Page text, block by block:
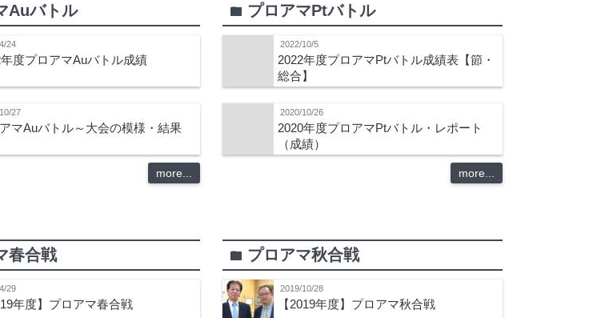
Auバトル
24
度プロアマAuバトル成績
27
マAuバトル～大会の模様・結果
more...
folder プロアマPtバトル
2022/10/5
2022年度プロアマPtバトル成績表【節・
総合】
2020/10/26
2020年度プロアマPtバトル・レポート
（成績）
more...
春合戦
29
年度】プロアマ春合戦
folder プロアマ秋合戦
2019/10/28
【2019年度】プロアマ秋合戦